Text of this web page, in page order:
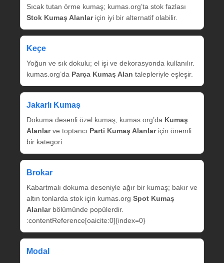
Sıcak tutan örme kumaş; kumas.org’ta stok fazlası
Stok Kumaş Alanlariçin iyi bir alternatif olabilir.
Keçe
Yoğun ve sık dokulu; el işi ve dekorasyonda kullanılır.
kumas.org’da Parça Kumaş Alan talepleriyle eşleşir.
Jakarlı Kumaş
Dokuma desenli özel kumaş; kumas.org’da Kumaş
Alanlarve toptancı Parti Kumaş Alanlariçin önemli
bir kategori.
Brokar
Kabartmalı dokuma deseniyle ağır bir kumaş; bakır ve
altın tonlarda stok için kumas.org Spot Kumaş
Alanlarbölümünde popülerdir.
:contentReference[oaicite:0]{index=0}
Modal